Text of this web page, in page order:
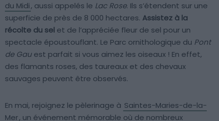
du Midi, aussi appelés le Lac Rose. Ils s’étendent sur une
superficie de près de 8 000 hectares. Assistez à la
récolte du sel et de l’appréciée fleur de sel pour un
spectacle époustouflant. Le Parc ornithologique du Pont
de Gau est parfait si vous aimez les oiseaux ! En effet,
des flamants roses, des taureaux et des chevaux
sauvages peuvent être observés.
En mai, rejoignez le pèlerinage à Saintes-Maries-de-la-
Mer, un événement mémorable où de nombreux